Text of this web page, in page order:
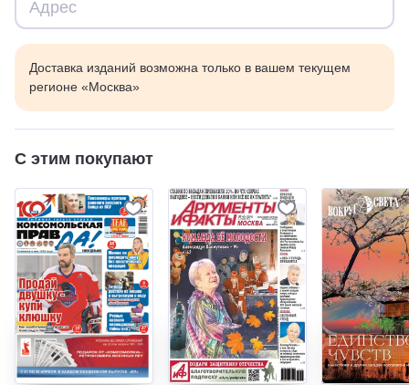
Доставка изданий возможна только в вашем текущем
регионе «Москва»
С этим покупают